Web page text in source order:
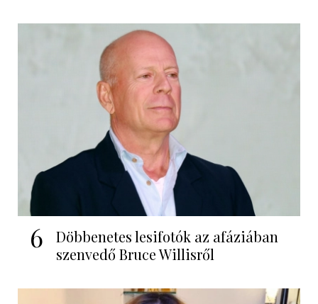
6
Döbbenetes lesifotók az afáziában
szenvedő Bruce Willisről